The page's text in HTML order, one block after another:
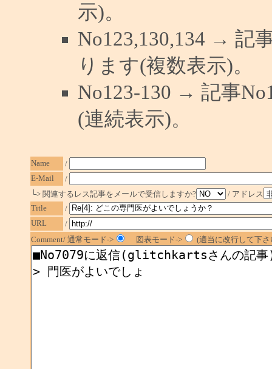
示)。
No123,130,134 → 記
ります(複数表示)。
No123-130 → 記事
(連続表示)。
Name
/
E-Mail
/
└> 関連するレス記事をメールで受信しますか?
/ アドレス
Title
/
URL
/
Comment/ 通常モード->
図表モード-> (適当に改行して下